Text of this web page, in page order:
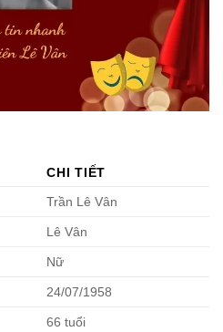
CHI TIẾT
Trần Lê Vân
Lê Vân
Nữ
24/07/1958
66 tuổi